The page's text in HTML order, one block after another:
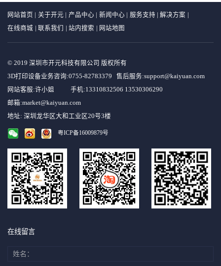
网站首页 | 关于开元 | 产品中心 | 新闻中心 | 服务支持 | 解决方案 |
在线商城 | 联系我们 | 站内搜索 | 网站地图
© 2019 深圳市开元科技有限公司 版权所有
3D打印设备业务咨询:0755-82783379 售后服务:support@kaiyuan.com
网站客服:许小姐 手机:13310832506 13530306290
邮箱:market@kaiyuan.com
地址: 深圳龙华区大和工业区20号3楼
粤ICP备16009879号
在线留言